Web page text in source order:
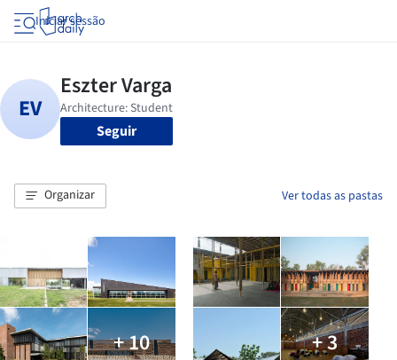
Iniciar sessão
Seguir
Organizar Ver todas as pastas
+ 10 + 3